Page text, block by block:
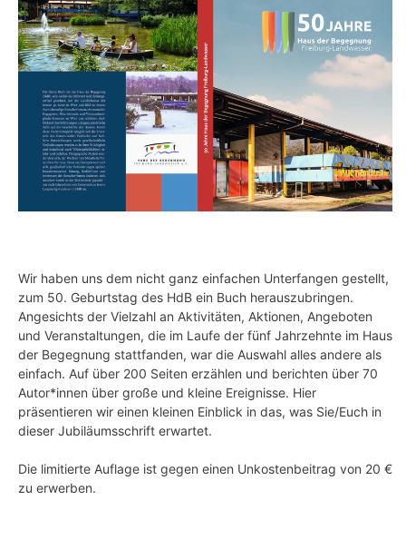
Wir haben uns dem nicht ganz einfachen Unterfangen gestellt,
zum 50. Geburtstag des HdB ein Buch herauszubringen.
Angesichts der Vielzahl an Aktivitäten, Aktionen, Angeboten
und Veranstaltungen, die im Laufe der fünf Jahrzehnte im Haus
der Begegnung stattfanden, war die Auswahl alles andere als
einfach. Auf über 200 Seiten erzählen und berichten über 70
Autor*innen über große und kleine Ereignisse. Hier
präsentieren wir einen kleinen Einblick in das, was Sie/Euch in
dieser Jubiläumsschrift erwartet.
Die limitierte Auflage ist gegen einen Unkostenbeitrag von 20 €
zu erwerben.